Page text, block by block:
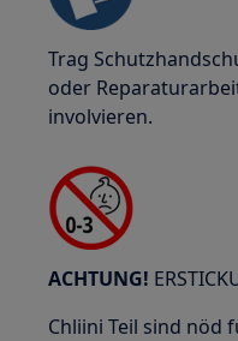
Trag
oder
involvieren.
ACHTUNG!
Chliini Teil sind nöd